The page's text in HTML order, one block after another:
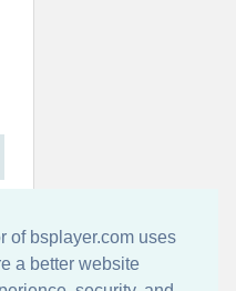
of bsplayer.com uses
a better website